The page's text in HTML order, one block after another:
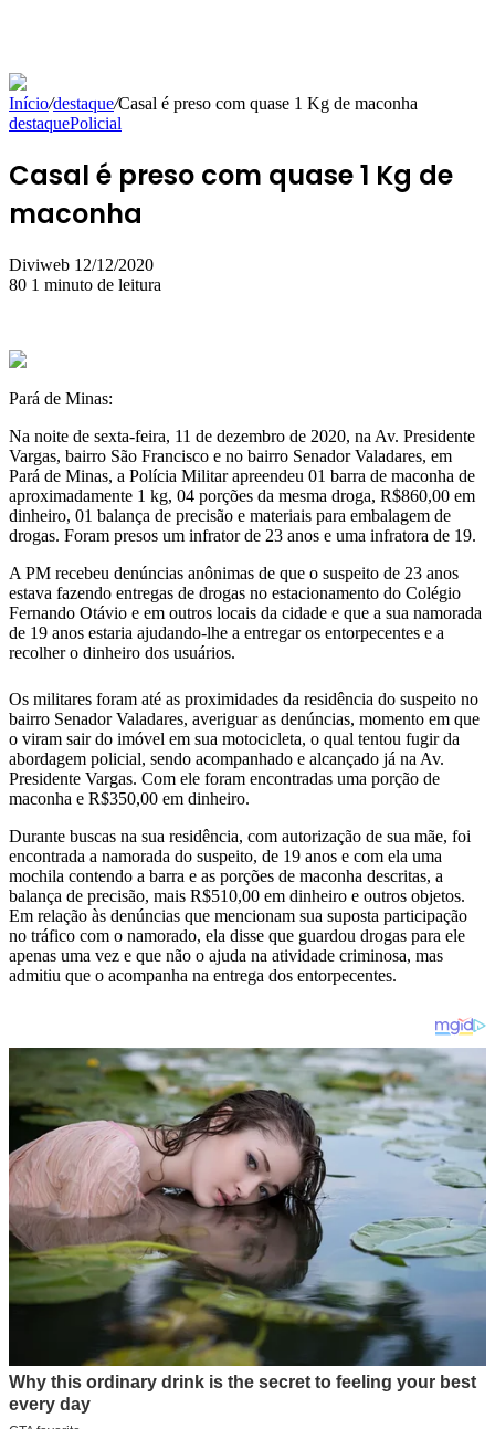
Início/destaque/Casal é preso com quase 1 Kg de maconha
destaquePolicial
Casal é preso com quase 1 Kg de
maconha
Diviweb Mande
um
12/12/2020
80 1 minuto de leitura
Pará de Minas:
Na noite de sexta-feira, 11 de dezembro de 2020, na Av. Presidente
Vargas, bairro São Francisco e no bairro Senador Valadares, em
Pará de Minas, a Polícia Militar apreendeu 01 barra de maconha de
aproximadamente 1 kg, 04 porções da mesma droga, R$860,00 em
dinheiro, 01 balança de precisão e materiais para embalagem de
drogas. Foram presos um infrator de 23 anos e uma infratora de 19.
A PM recebeu denúncias anônimas de que o suspeito de 23 anos
estava fazendo entregas de drogas no estacionamento do Colégio
Fernando Otávio e em outros locais da cidade e que a sua namorada
de 19 anos estaria ajudando-lhe a entregar os entorpecentes e a
recolher o dinheiro dos usuários.
Os militares foram até as proximidades da residência do suspeito no
bairro Senador Valadares, averiguar as denúncias, momento em que
o viram sair do imóvel em sua motocicleta, o qual tentou fugir da
abordagem policial, sendo acompanhado e alcançado já na Av.
Presidente Vargas. Com ele foram encontradas uma porção de
maconha e R$350,00 em dinheiro.
Durante buscas na sua residência, com autorização de sua mãe, foi
encontrada a namorada do suspeito, de 19 anos e com ela uma
mochila contendo a barra e as porções de maconha descritas, a
balança de precisão, mais R$510,00 em dinheiro e outros objetos.
Em relação às denúncias que mencionam sua suposta participação
no tráfico com o namorado, ela disse que guardou drogas para ele
apenas uma vez e que não o ajuda na atividade criminosa, mas
admitiu que o acompanha na entrega dos entorpecentes.